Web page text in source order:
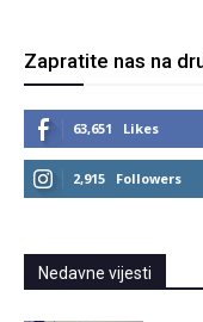
Zapratite nas na
63,651 Likes
2,915 Followers
Nedavne vijesti